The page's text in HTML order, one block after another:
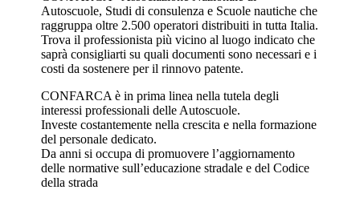
Autoscuole, Studi di consulenza e Scuole nautiche che
raggruppa oltre 2.500 operatori distribuiti in tutta Italia.
Trova il professionista più vicino al luogo indicato che
saprà consigliarti su quali documenti sono necessari e i
costi da sostenere per il rinnovo patente.
CONFARCA è in prima linea nella tutela degli
interessi professionali delle Autoscuole.
Investe costantemente nella crescita e nella formazione
del personale dedicato.
Da anni si occupa di promuovere l’aggiornamento
delle normative sull’educazione stradale e del Codice
della strada